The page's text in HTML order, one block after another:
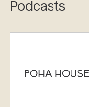
Podcasts